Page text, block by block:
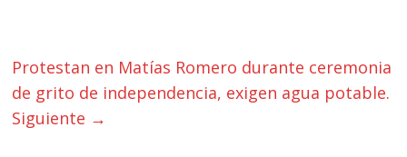
Protestan en Matías Romero durante ceremonia
de grito de independencia, exigen agua potable.
Siguiente →